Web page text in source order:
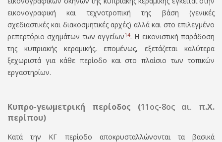
εικονογραφική και τεχνοτροπική της βάση (γενικές
σχεδιαστικές και διακοσμητικές αρχές) αλλά και στο επιλεγμένο
ρεπερτόριο σχημάτων των αγγείων14. Η εικονιστική παράδοση
της κυπριακής κεραμικής, επομένως, εξετάζεται καλύτερα
ξεχωριστά για κάθε περίοδο και στο πλαίσιο των τοπικών
εργαστηρίων.
Κυπρο-γεωμετρική περίοδος (11ος-8ος αι. π.Χ.
περίπου)
Κατά την ΚΓ περίοδο αποκρυσταλλώνονται τα βασικά